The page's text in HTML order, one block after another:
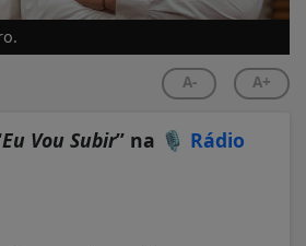
A- A+
Eu Vou Subir” na 🎙️ Rádio